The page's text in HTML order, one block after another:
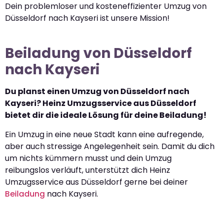
Dein problemloser und kosteneffizienter Umzug von
Düsseldorf nach Kayseri ist unsere Mission!
Beiladung von Düsseldorf
nach Kayseri
Du planst einen Umzug von Düsseldorf nach
Kayseri? Heinz Umzugsservice aus Düsseldorf
bietet dir die ideale Lösung für deine Beiladung!
Ein Umzug in eine neue Stadt kann eine aufregende,
aber auch stressige Angelegenheit sein. Damit du dich
um nichts kümmern musst und dein Umzug
reibungslos verläuft, unterstützt dich Heinz
Umzugsservice aus Düsseldorf gerne bei deiner
Beiladung nach Kayseri.